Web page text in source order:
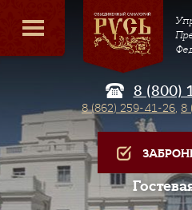
8 (800)
8 (862) 259-41-26, 8